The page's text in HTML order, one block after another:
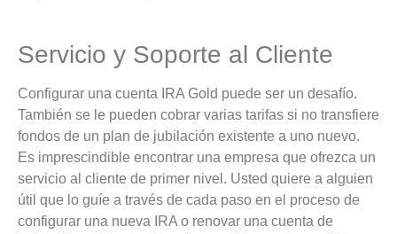
Servicio y Soporte al Cliente
Configurar una cuenta IRA Gold puede ser un desafío.
También se le pueden cobrar varias tarifas si no transfiere
fondos de un plan de jubilación existente a uno nuevo.
Es imprescindible encontrar una empresa que ofrezca un
servicio al cliente de primer nivel. Usted quiere a alguien
útil que lo guíe a través de cada paso en el proceso de
configurar una nueva IRA o renovar una cuenta de